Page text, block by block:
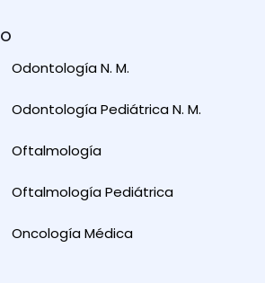
O
Odontología N. M.
Odontología Pediátrica N. M.
Oftalmología
Oftalmología Pediátrica
Oncología Médica